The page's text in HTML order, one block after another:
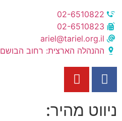
02-6510822
02-6510823
ariel@tariel.org.il
ההנהלה הארצית: רחוב הבושם 11, גילה ירושלים
ניווט מהיר: